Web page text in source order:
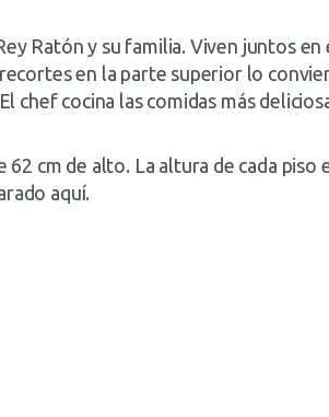
Ratón y su familia. Viven juntos
en la parte superior lo
cocina las comidas más
cm de alto. La altura de cada piso
aquí.